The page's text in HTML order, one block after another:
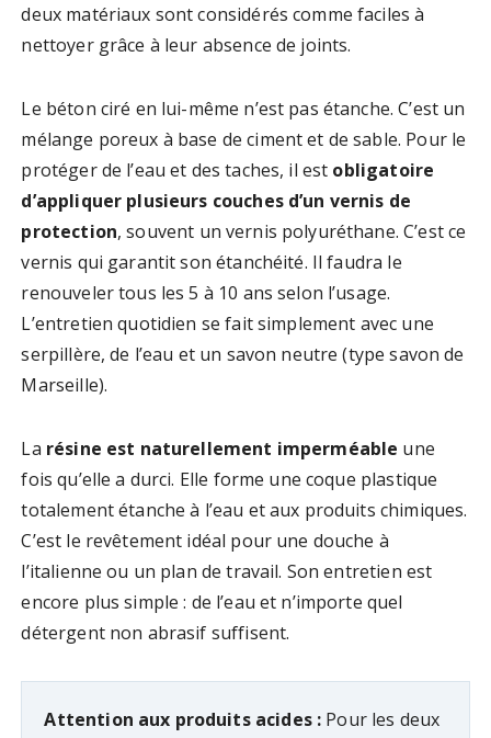
deux matériaux sont considérés comme faciles à
nettoyer grâce à leur absence de joints.
Le béton ciré en lui-même n’est pas étanche. C’est un
mélange poreux à base de ciment et de sable. Pour le
protéger de l’eau et des taches, il est obligatoire
d’appliquer plusieurs couches d’un vernis de
protection, souvent un vernis polyuréthane. C’est ce
vernis qui garantit son étanchéité. Il faudra le
renouveler tous les 5 à 10 ans selon l’usage.
L’entretien quotidien se fait simplement avec une
serpillère, de l’eau et un savon neutre (type savon de
Marseille).
La résine est naturellement imperméable une
fois qu’elle a durci. Elle forme une coque plastique
totalement étanche à l’eau et aux produits chimiques.
C’est le revêtement idéal pour une douche à
l’italienne ou un plan de travail. Son entretien est
encore plus simple : de l’eau et n’importe quel
détergent non abrasif suffisent.
Attention aux produits acides : Pour les deux